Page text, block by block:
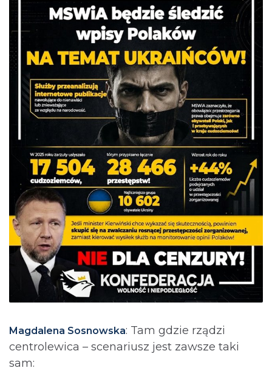
Magdalena Sosnowska: Tam gdzie rządzi
centrolewica – scenariusz jest zawsze taki
sam: